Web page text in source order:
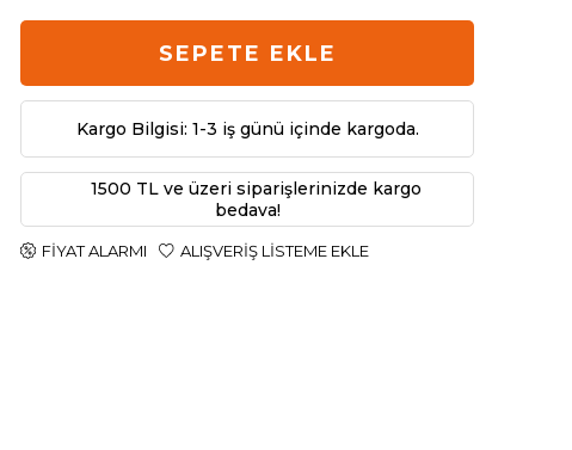
SEPETE EKLE
Kargo Bilgisi: 1-3 iş günü içinde kargoda.
1500 TL ve üzeri siparişlerinizde kargo
bedava!
FIYAT ALARMI ALIŞVERIŞ LISTEME EKLE